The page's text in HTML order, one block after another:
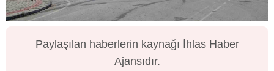
Paylaşılan haberlerin kaynağı İhlas Haber
Ajansıdır.